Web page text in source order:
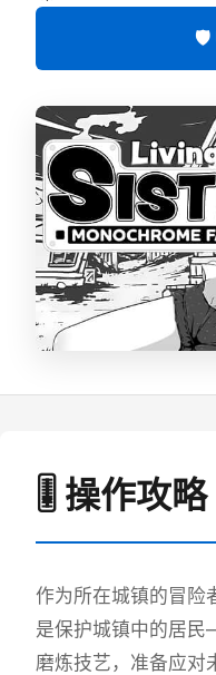
🛡️
🎚️ 操作攻略
作为所在城镇的冒险
是保护城镇中的居
磨炼技艺，准备应对